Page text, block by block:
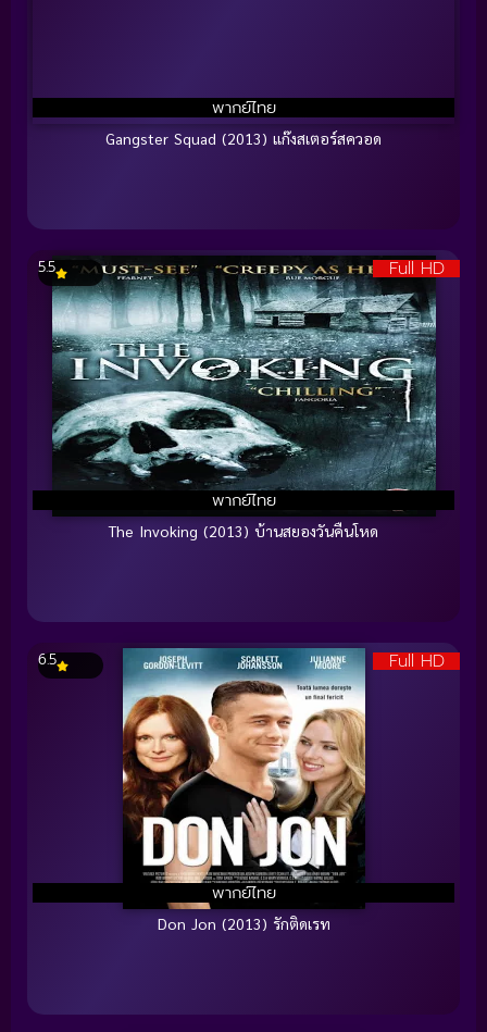
พากย์ไทย
Gangster Squad (2013) แก๊งสเตอร์สควอด
Full HD
พากย์ไทย
5.5
The Invoking (2013) บ้านสยองวันคืนโหด
Full HD
พากย์ไทย
6.5
Don Jon (2013) รักติดเรท